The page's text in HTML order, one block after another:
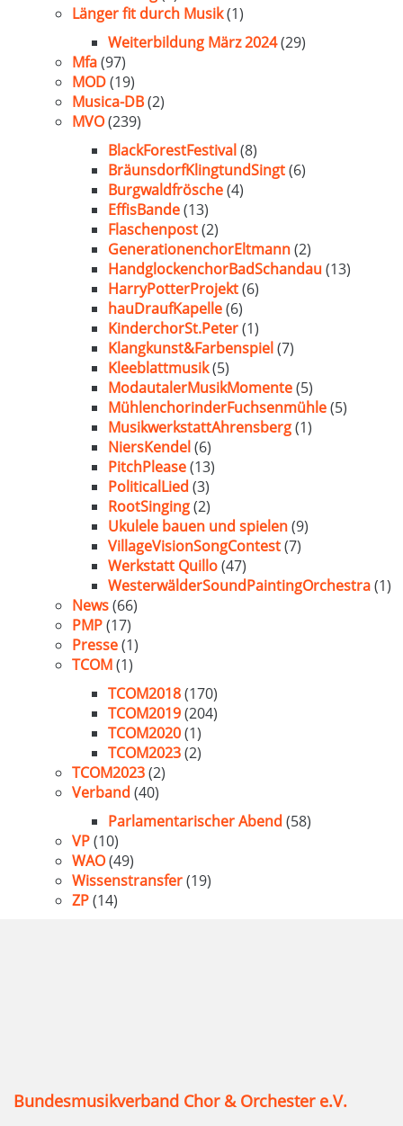
Länger fit durch Musik(1)
Weiterbildung März 2024(29)
Mfa(97)
MOD(19)
Musica-DB(2)
MVO(239)
BlackForestFestival(8)
BräunsdorfKlingtundSingt(6)
Burgwaldfrösche(4)
EffisBande(13)
Flaschenpost(2)
GenerationenchorEltmann(2)
HandglockenchorBadSchandau(13)
HarryPotterProjekt(6)
hauDraufKapelle(6)
KinderchorSt.Peter(1)
Klangkunst&Farbenspiel(7)
Kleeblattmusik(5)
ModautalerMusikMomente(5)
MühlenchorinderFuchsenmühle(5)
MusikwerkstattAhrensberg(1)
NiersKendel(6)
PitchPlease(13)
PoliticalLied (3)
RootSinging(2)
Ukulele bauen und spielen(9)
VillageVisionSongContest(7)
Werkstatt Quillo(47)
WesterwälderSoundPaintingOrchestra(1)
News(66)
PMP(17)
Presse(1)
TCOM(1)
TCOM2018(170)
TCOM2019(204)
TCOM2020(1)
TCOM2023(2)
TCOM2023(2)
Verband (40)
Parlamentarischer Abend (58)
VP(10)
WAO(49)
Wissenstransfer(19)
ZP(14)
Bundesmusikverband Chor & Orchester e.V.